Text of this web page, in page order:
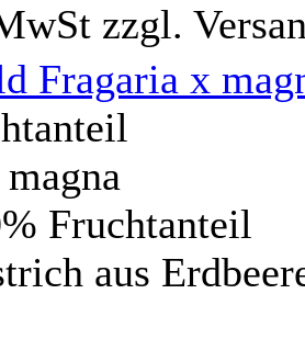
zzgl.
Fruchtanteil
aus